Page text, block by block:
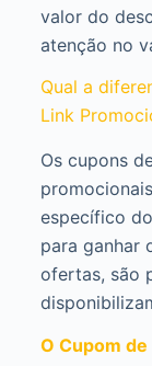
valor do
atenção no
Qual a
Link
Os cupons
específico
para ganhar
ofertas, são
O Cupom